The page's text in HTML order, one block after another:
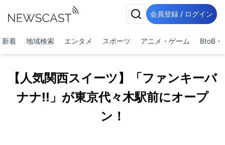
会員登録 / ログイン
新着 地域検索 エンタメ スポーツ アニメ・ゲーム BtoB・
【人気関西スイーツ】「ファンキーバ
ナナ!!」が東京代々木駅前にオープ
ン！